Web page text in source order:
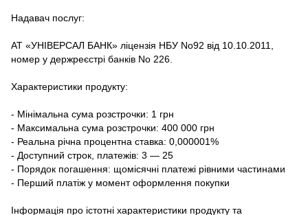
Надавач послуг:
АТ «УНІВЕРСАЛ БАНК» ліцензія НБУ No92 від 10.10.2011,
номер у держреєстрі банків No 226.
Характеристики продукту:
- Мінімальна сума розстрочки: 1 грн
- Максимальна сума розстрочки: 400 000 грн
- Реальна річна процентна ставка: 0,000001%
- Доступний строк, платежів: 3 — 25
- Порядок погашення: щомісячні платежі рівними частинами
- Перший платіж у момент оформлення покупки
Інформація про істотні характеристики продукту та